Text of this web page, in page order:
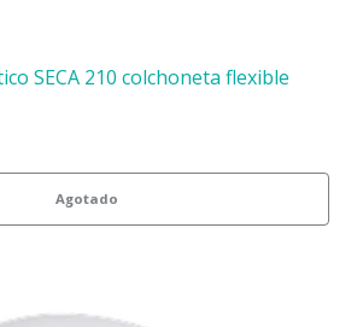
SECA 210 colchoneta flexible
Agotado